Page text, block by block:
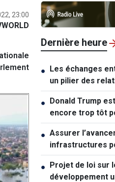
23:00
Dernière heure
● Les échanges
un pilier des
Australie
● Donald Trump
encore trop tôt
succession
● Assurer
infrastructures
● Projet de loi sur
développement